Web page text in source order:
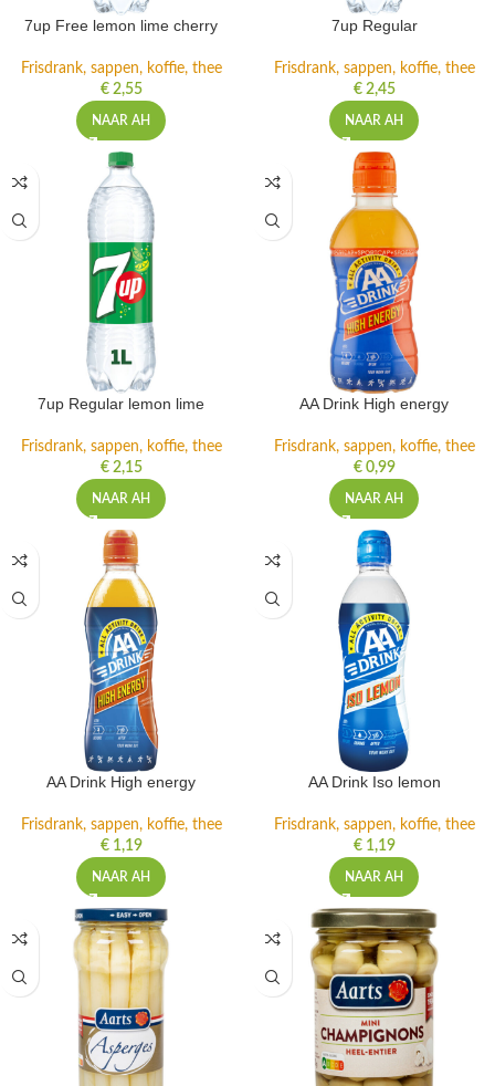
7up Free lemon lime cherry
Frisdrank, sappen, koffie, thee
€2,55
NAAR AH
7up Regular
Frisdrank, sappen, koffie, thee
€2,45
NAAR AH
7up Regular lemon lime
Frisdrank, sappen, koffie, thee
€2,15
NAAR AH
AA Drink High energy
Frisdrank, sappen, koffie, thee
€0,99
NAAR AH
AA Drink High energy
Frisdrank, sappen, koffie, thee
€1,19
NAAR AH
AA Drink Iso lemon
Frisdrank, sappen, koffie, thee
€1,19
NAAR AH